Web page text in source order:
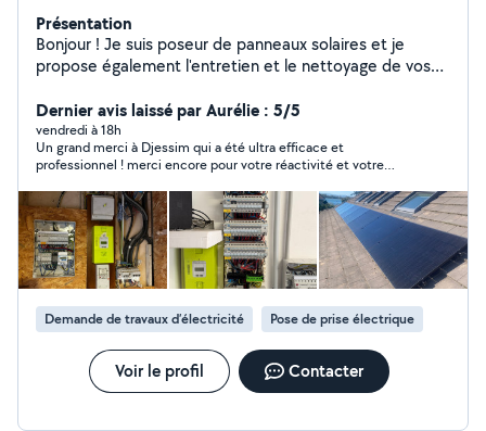
Présentation
Bonjour ! Je suis poseur de panneaux solaires et je
propose également l'entretien et le nettoyage de vos
véhicules électriques. En plus de cela, je réalise des
travaux d'électricité, de plomberie et tous types de
petits travaux. À bientôt
Dernier avis laissé par Aurélie : 5/5
vendredi à 18h
Un grand merci à Djessim qui a été ultra efficace et
professionnel ! merci encore pour votre réactivité et votre
bientôt !
Demande de travaux d’électricité Pose de prise électrique
Voir le profil Contacter